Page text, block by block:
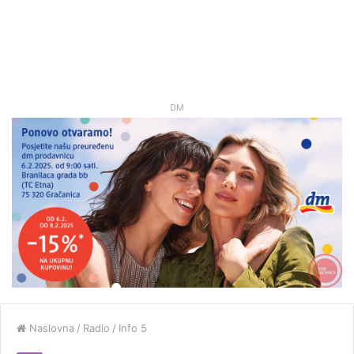
DM
Naslovna / Radio / Info 5